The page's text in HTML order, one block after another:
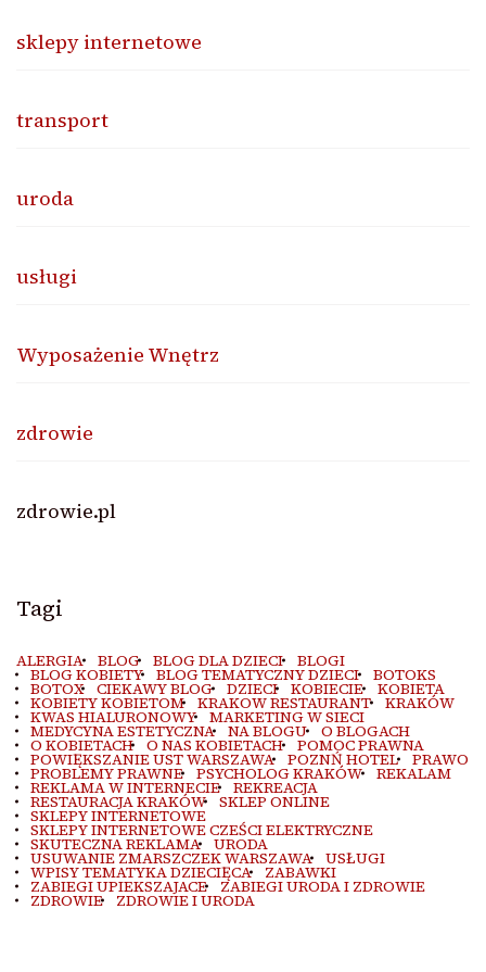
sklepy internetowe
transport
uroda
usługi
Wyposażenie Wnętrz
zdrowie
zdrowie.pl
Tagi
ALERGIA BLOG BLOG DLA DZIECI BLOGI
BLOG KOBIETY BLOG TEMATYCZNY DZIECI BOTOKS
BOTOX CIEKAWY BLOG DZIECI KOBIECIE KOBIETA
KOBIETY KOBIETOM KRAKOW RESTAURANT KRAKÓW
KWAS HIALURONOWY MARKETING W SIECI
MEDYCYNA ESTETYCZNA NA BLOGU O BLOGACH
O KOBIETACH O NAS KOBIETACH POMOC PRAWNA
POWIĘKSZANIE UST WARSZAWA POZNŃ HOTEL PRAWO
PROBLEMY PRAWNE PSYCHOLOG KRAKÓW REKALAM
REKLAMA W INTERNECIE REKREACJA
RESTAURACJA KRAKÓW SKLEP ONLINE
SKLEPY INTERNETOWE
SKLEPY INTERNETOWE CZEŚCI ELEKTRYCZNE
SKUTECZNA REKLAMA URODA
USUWANIE ZMARSZCZEK WARSZAWA USŁUGI
WPISY TEMATYKA DZIECIĘCA ZABAWKI
ZABIEGI UPIEKSZAJACE ZABIEGI URODA I ZDROWIE
ZDROWIE ZDROWIE I URODA